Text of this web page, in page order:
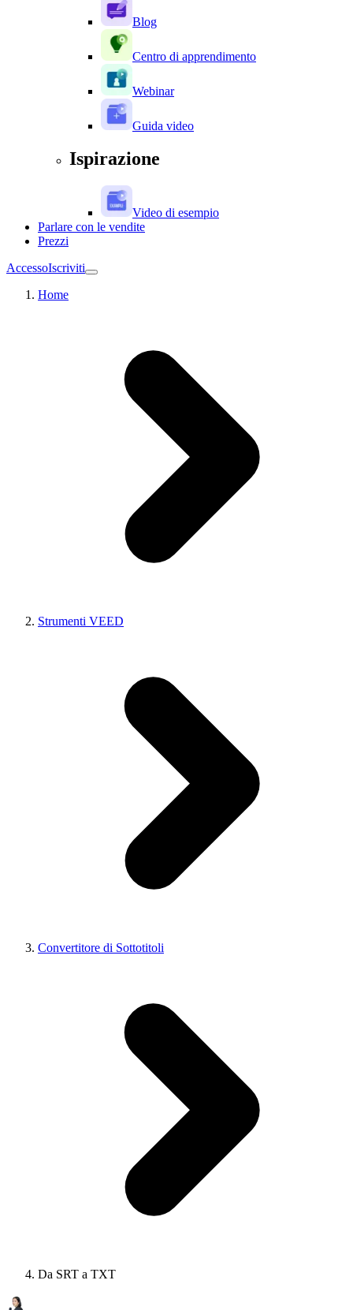
Blog
Centro di apprendimento
Webinar
Guida video
Ispirazione
Video di esempio
Parlare con le vendite
Prezzi
AccessoIscriviti
Home
Strumenti VEED
Convertitore di Sottotitoli
Da SRT a TXT